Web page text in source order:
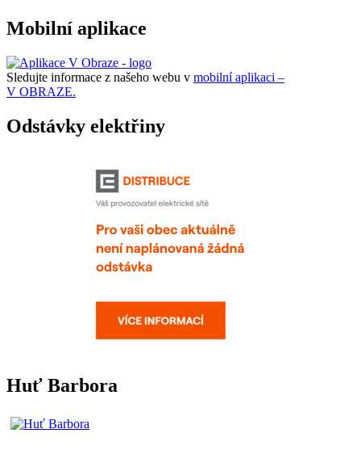
Mobilní aplikace
Sledujte informace z našeho webu v mobilní aplikaci –
V OBRAZE.
Odstávky elektřiny
Huť Barbora